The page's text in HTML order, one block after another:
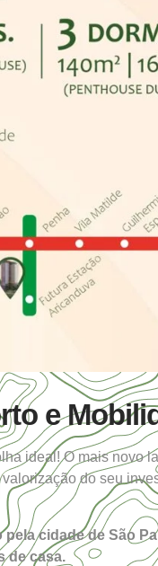
e
ideal! O mais novo
do seu
cidade de São
de casa.